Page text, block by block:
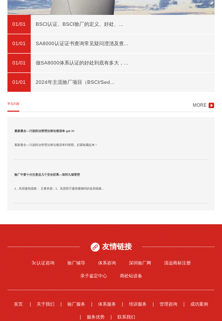
01/01 BSCI认证、BSCI验厂的定义、好处、...
01/01 SA8000认证证书查询常见疑问澄清及查...
01/01 做SA8000体系认证的好处到底有多大，...
01/01 2024年主流验厂项目（BSCI/Sed...
常见问题 MORE
最新最全—污染防治管理法律法规清单 get it!
最新最全—污染防治管理法律法规清单列表图。赶紧收藏起来！
验厂中要十分注意这几个安全距离—深圳九域管理
1、高层建筑疏散： 主要依据：1、高层医疗建筑楼梯间的首层疏散...
友情链接
3c认证咨询 验厂辅导 体系咨询 深圳验厂网 清远商标注册
亲子鉴定中心 商砼站设备
首页 关于我们 验厂服务 体系服务 培训服务 管理咨询 成功案例
服务优势 联系我们